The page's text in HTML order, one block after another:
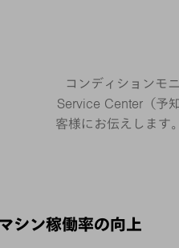
コンディションモ
Service Center（予
客様にお伝えします
シン稼働率の向上